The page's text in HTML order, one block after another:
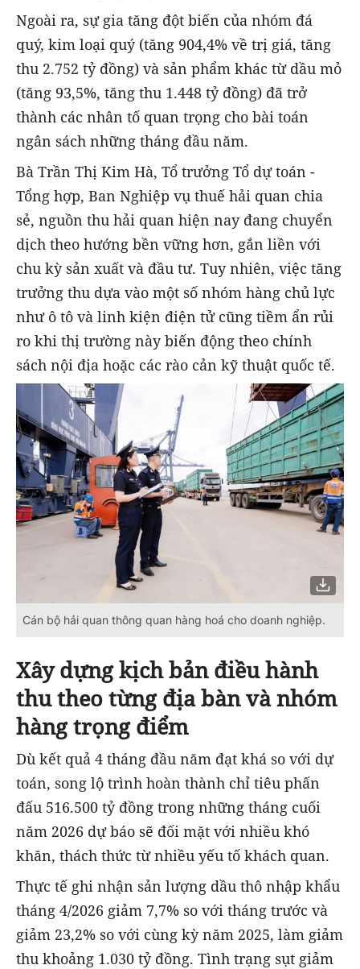
Ngoài ra, sự gia tăng đột biến của nhóm đá
quý, kim loại quý (tăng 904,4% về trị giá, tăng
thu 2.752 tỷ đồng) và sản phẩm khác từ dầu mỏ
(tăng 93,5%, tăng thu 1.448 tỷ đồng) đã trở
thành các nhân tố quan trọng cho bài toán
ngân sách những tháng đầu năm.
Bà Trần Thị Kim Hà, Tổ trưởng Tổ dự toán -
Tổng hợp, Ban Nghiệp vụ thuế hải quan chia
sẻ, nguồn thu hải quan hiện nay đang chuyển
dịch theo hướng bền vững hơn, gắn liền với
chu kỳ sản xuất và đầu tư. Tuy nhiên, việc tăng
trưởng thu dựa vào một số nhóm hàng chủ lực
như ô tô và linh kiện điện tử cũng tiềm ẩn rủi
ro khi thị trường này biến động theo chính
sách nội địa hoặc các rào cản kỹ thuật quốc tế.
Cán bộ hải quan thông quan hàng hoá cho doanh nghiệp.
Xây dựng kịch bản điều hành
thu theo từng địa bàn và nhóm
hàng trọng điểm
Dù kết quả 4 tháng đầu năm đạt khá so với dự
toán, song lộ trình hoàn thành chỉ tiêu phấn
đấu 516.500 tỷ đồng trong những tháng cuối
năm 2026 dự báo sẽ đối mặt với nhiều khó
khăn, thách thức từ nhiều yếu tố khách quan.
Thực tế ghi nhận sản lượng dầu thô nhập khẩu
tháng 4/2026 giảm 7,7% so với tháng trước và
giảm 23,2% so với cùng kỳ năm 2025, làm giảm
thu khoảng 1.030 tỷ đồng. Tình trạng sụt giảm